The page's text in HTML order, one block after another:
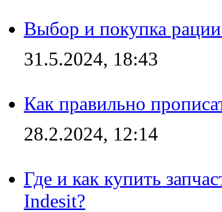
Выбор и покупка
31.5.2024, 18:43
Как правильно
28.2.2024, 12:14
Где и как купить
Indesit?